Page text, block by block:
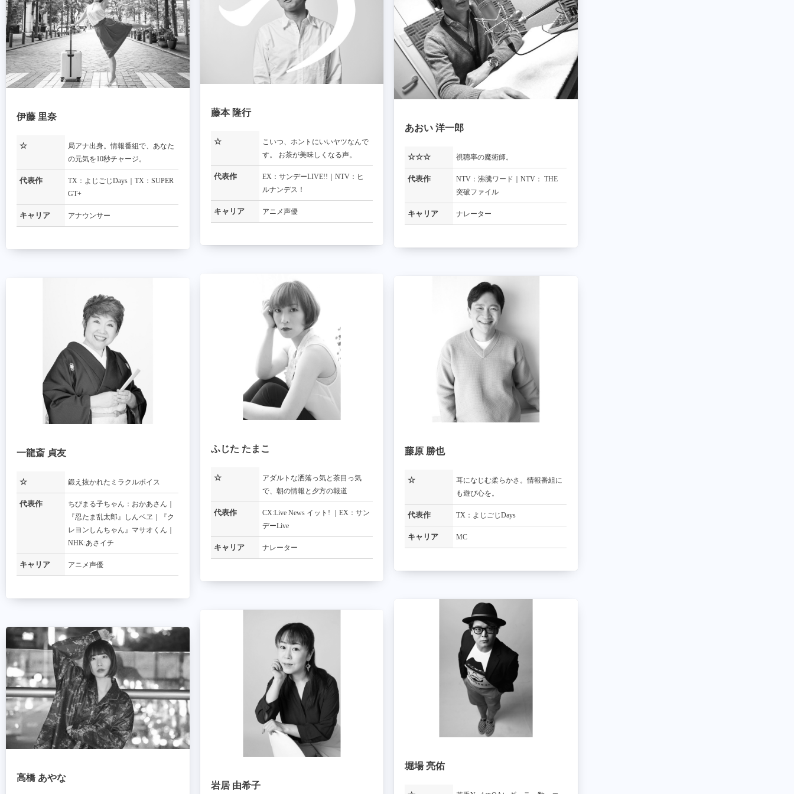
伊藤 里奈
☆
局アナ出身。情報番組で、あなた
の元気を10秒チャージ。
代表作
TX：よじごじDays｜TX：SUPER
GT+
キャリア アナウンサー
藤本 隆行
☆
こいつ、ホントにいいヤツなんで
す。 お茶が美味しくなる声。
代表作
EX：サンデーLIVE!!｜NTV：ヒ
ルナンデス！
キャリア アニメ声優
あおい 洋一郎
☆☆☆ 視聴率の魔術師。
代表作
NTV：沸騰ワード｜NTV： THE
突破ファイル
キャリア ナレーター
ふじた たまこ
☆
アダルトな洒落っ気と茶目っ気
で、朝の情報と夕方の報道
代表作
CX:Live News イット! ｜EX：サン
デーLive
キャリア ナレーター
藤原 勝也
☆
耳になじむ柔らかさ。情報番組に
も遊び心を。
代表作 TX：よじごじDays
キャリア MC
一龍斎 貞友
☆ 鍛え抜かれたミラクルボイス
代表作
ちびまる子ちゃん：おかあさん｜
『忍たま乱太郎』しんベヱ｜『ク
レヨンしんちゃん』マサオくん｜
NHK:あさイチ
キャリア アニメ声優
堀場 亮佑
岩居 由希子
高橋 あやな